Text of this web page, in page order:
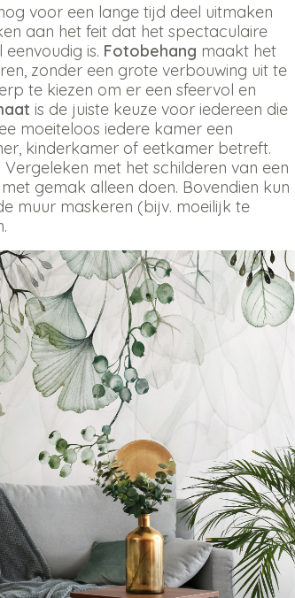
voor een lange tijd deel uitmaken
aan het feit dat het spectaculaire
is. Fotobehang maakt het
zonder een grote verbouwing uit te
te kiezen om er een sfeervol en
is de juiste keuze voor iedereen die
moeiteloos iedere kamer een
kinderkamer of eetkamer betreft.
met het schilderen van een
gemak alleen doen. Bovendien kun
muur maskeren (bijv. moeilijk te